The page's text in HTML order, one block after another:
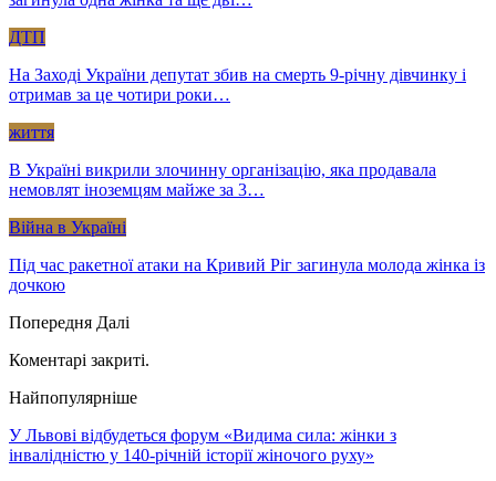
ДТП
На Заході України депутат збив на смерть 9-річну дівчинку і
отримав за це чотири роки…
життя
В Україні викрили злочинну організацію, яка продавала
немовлят іноземцям майже за 3…
Війна в Україні
Під час ракетної атаки на Кривий Ріг загинула молода жінка із
дочкою
Попередня Далі
Коментарі закриті.
Найпопулярніше
У Львові відбудеться форум «Видима сила: жінки з
інвалідністю у 140-річній історії жіночого руху»